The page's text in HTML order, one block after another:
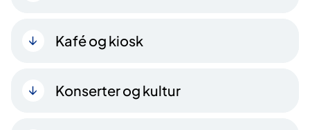
Kafé og kiosk
Konserter og kultur